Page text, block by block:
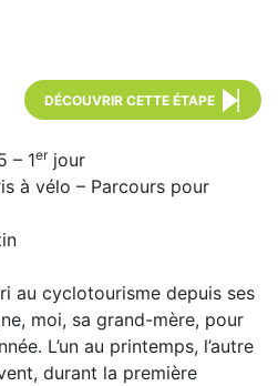
DÉCOUVRIR CETTE ÉTAPE
– 1erjour
à vélo – Parcours pour
au cyclotourisme depuis ses
moi, sa grand-mère, pour
L’un au printemps, l’autre
durant la première